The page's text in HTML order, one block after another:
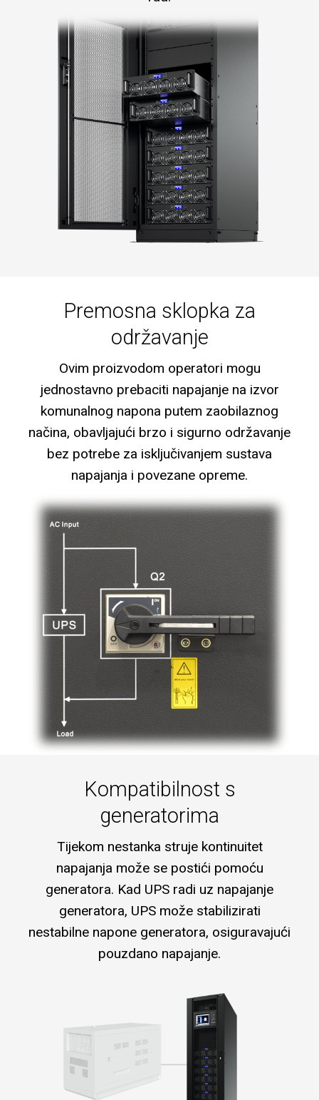
Premosna sklopka za
održavanje
Ovim proizvodom operatori mogu
jednostavno prebaciti napajanje na izvor
komunalnog napona putem zaobilaznog
načina, obavljajući brzo i sigurno održavanje
bez potrebe za isključivanjem sustava
napajanja i povezane opreme.
Kompatibilnost s
generatorima
Tijekom nestanka struje kontinuitet
napajanja može se postići pomoću
generatora. Kad UPS radi uz napajanje
generatora, UPS može stabilizirati
nestabilne napone generatora, osiguravajući
pouzdano napajanje.